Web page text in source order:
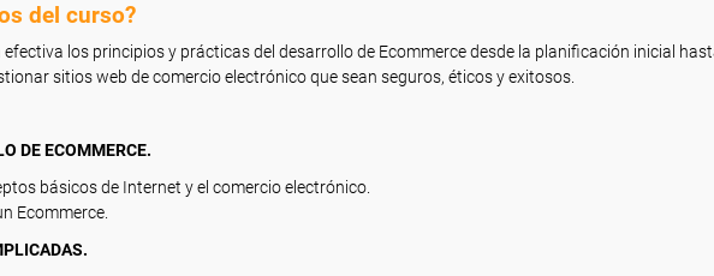
del curso?
los principios y prácticas del desarrollo de Ecommerce desde la planificación inicial
sitios web de comercio electrónico que sean seguros, éticos y exitosos.
DE ECOMMERCE.
básicos de Internet y el comercio electrónico.
Ecommerce.